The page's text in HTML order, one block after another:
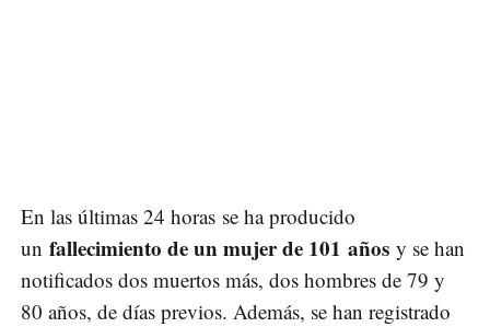
En las últimas 24 horas se ha producido
un fallecimiento de un mujer de 101 años y se han
notificados dos muertos más, dos hombres de 79 y
80 años, de días previos. Además, se han registrado